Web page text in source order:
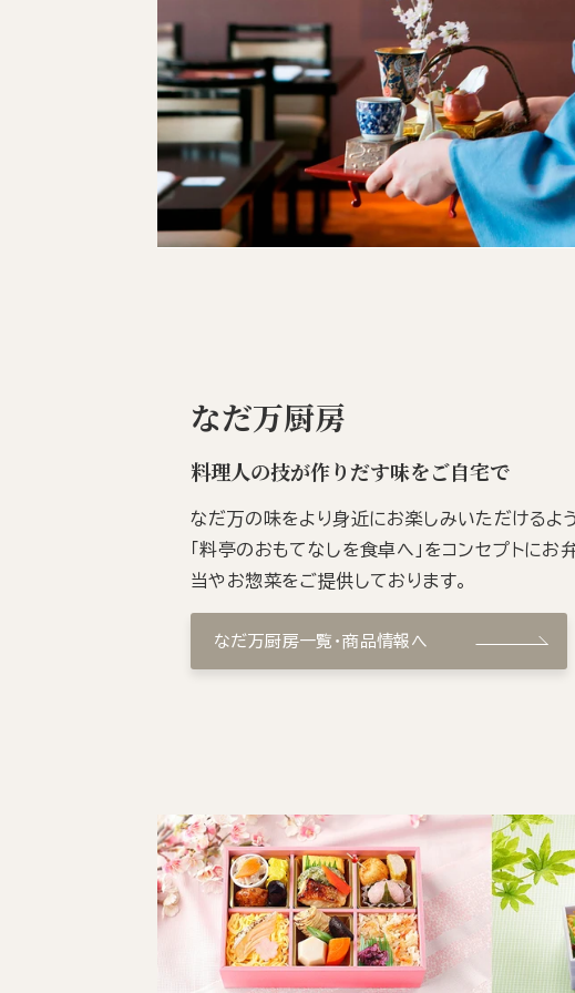
なだ万厨房
料理人の技が作りだす味をご自宅で
なだ万の味をより身近にお楽しみいただけるよう
「料亭のおもてなしを食卓へ」をコンセプトにお
当やお惣菜をご提供しております。
なだ万厨房一覧・商品情報へ